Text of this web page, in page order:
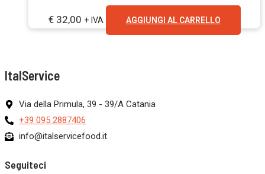
€32,00 + IVA AGGIUNGI AL CARRELLO
ItalService
Via della Primula, 39 - 39/A Catania
+39 095 2887406
info@italservicefood.it
Seguiteci